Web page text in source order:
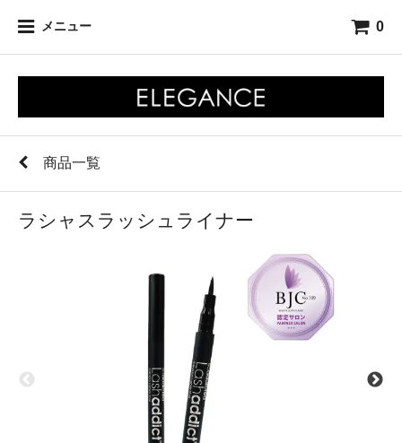
メニュー 0
商品一覧
ラシャスラッシュライナー